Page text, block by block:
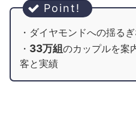
・ダイヤモンドへの揺る
・ 33万組のカップルを案
客と実績